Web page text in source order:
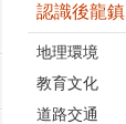
認識後龍鎮
地理環境
教育文化
道路交通